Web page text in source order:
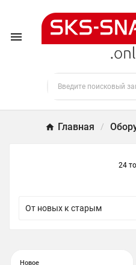

Главная
24
От новых к старым
Новое